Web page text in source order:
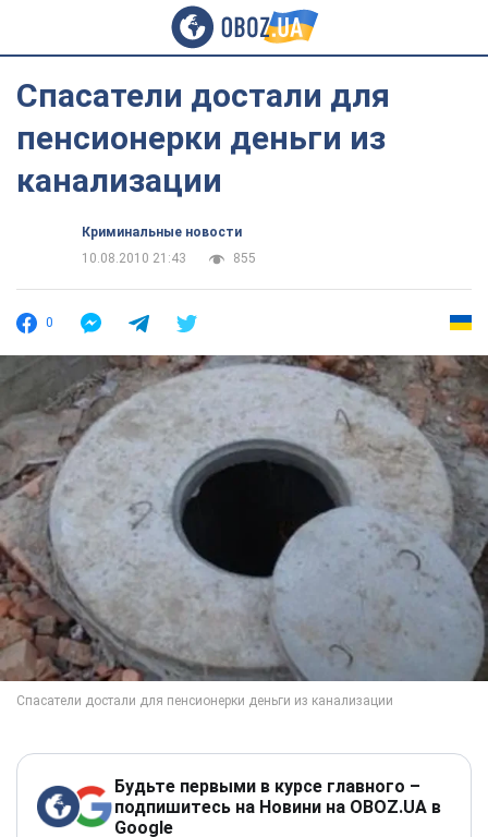
Спасатели достали для
пенсионерки деньги из
канализации
Криминальные новости
10.08.2010 21:43
855
0
Будьте первыми в курсе главного –
подпишитесь на Новини на OBOZ.UA в
Google